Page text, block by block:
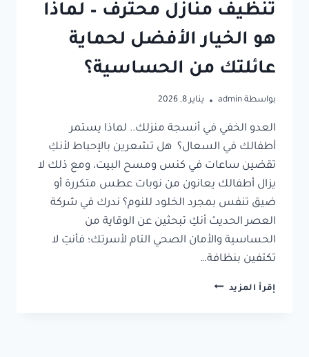
تنظيف منازل محترف – لماذا
هو الخيار الأفضل لحماية
عائلتك من الحساسية؟
بواسطة admin يناير 8, 2026
العدو الخفي في أنسجة منزلك.. لماذا يستمر
أطفالك في السعال؟ هل تشعرين بالإحباط لأنكِ
تقضين ساعات في كنس ومسح البيت، ومع ذلك لا
يزال أطفالك يعانون من نوبات عطس متكررة أو
ضيق تنفس بمجرد الخلود للنوم؟ ندرك في شركة
العصر الحديث أنكِ تبحثين عن الوقاية من
الحساسية والأمان الصحي التام لأسرتك؛ فأنتِ لا
تكتفين بنظافة…
إقرأ المزيد